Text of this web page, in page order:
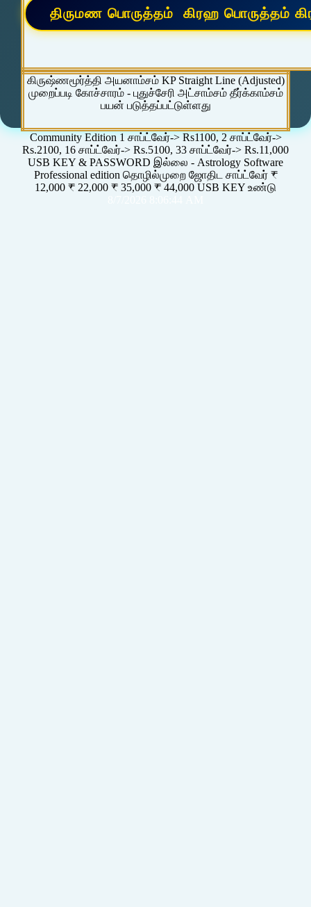
கிருஷ்ணமூர்த்தி அயனாம்சம் KP Straight Line (Adjusted)
முறைப்படி கோச்சாரம் - புதுச்சேரி அட்சாம்சம் தீர்க்காம்சம்
பயன் படுத்தப்பட்டுள்ளது
Community Edition 1 சாப்ட்வேர்-> Rs1100, 2 சாப்ட்வேர்->
Rs.2100, 16 சாப்ட்வேர்-> Rs.5100, 33 சாப்ட்வேர்-> Rs.11,000
USB KEY & PASSWORD இல்லை - Astrology Software
Professional edition தொழில்முறை ஜோதிட சாப்ட்வேர் ₹
12,000 ₹ 22,000 ₹ 35,000 ₹ 44,000 USB KEY உண்டு